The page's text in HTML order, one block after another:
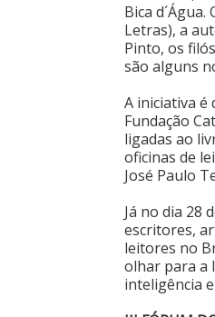
Bica
Letras), a
Pinto, os
são alguns
A iniciativa é
Fundação
ligadas ao
oficinas de
José Paulo
Já no dia 28
escritores,
leitores no
olhar para a
inteligência